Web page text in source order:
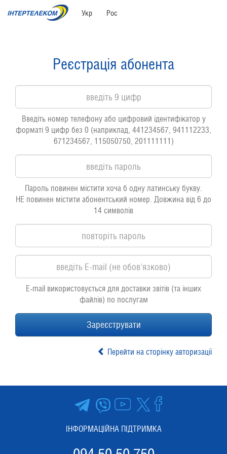
Укр Рос
Реєстрація абонента
Введіть номер телефону або цифровий ідентифікатор у
форматі 9 цифр без 0 (наприклад, 441234567, 941112233,
671234567, 115050750, 201111111)
Пароль повинен містити хоча б одну латинську букву.
НЕ повинен містити абонентський номер. Довжина від 6 до
14 символів
E-mail використовується для доставки звітів (та інших
файлів) по послугам
Зареєструвати
Перейти на сторінку авторизації
ІНФОРМАЦІЙНА ПІДТРИМКА